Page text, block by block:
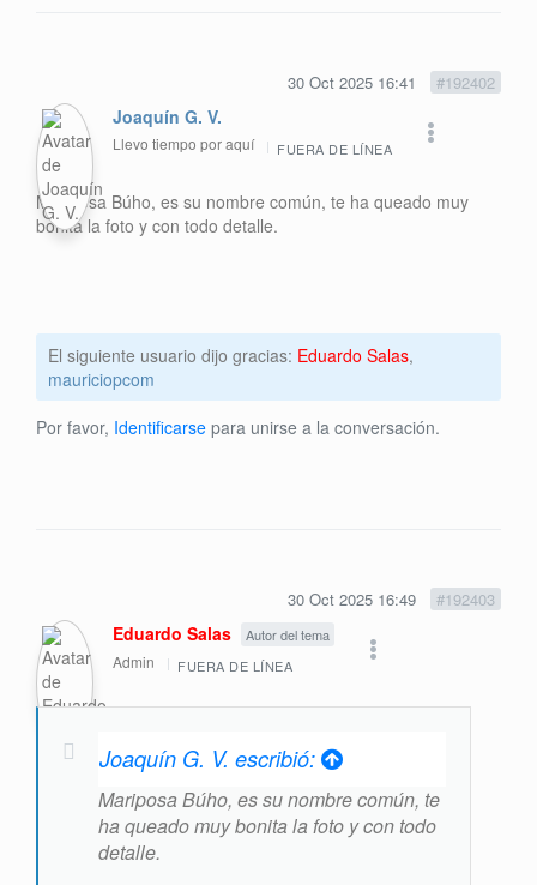
30 Oct 2025 16:41 #192402
Joaquín G. V.
Llevo tiempo por aquí FUERA DE LÍNEA
Mariposa Búho, es su nombre común, te ha queado muy
bonita la foto y con todo detalle.
El siguiente usuario dijo gracias: Eduardo Salas,
mauriciopcom
Por favor, Identificarse para unirse a la conversación.
30 Oct 2025 16:49 #192403
Eduardo Salas Autor del tema
Admin FUERA DE LÍNEA
Joaquín G. V. escribió:
Mariposa Búho, es su nombre común, te
ha queado muy bonita la foto y con todo
detalle.